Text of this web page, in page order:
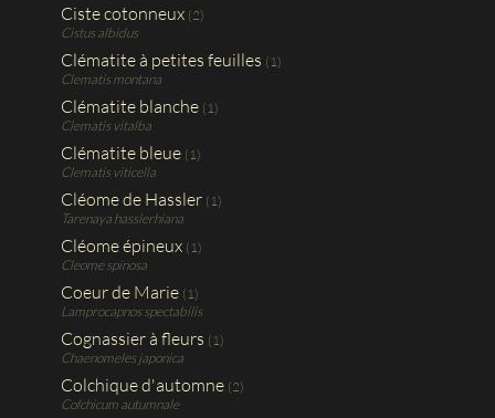
Ciste cotonneux (2)
Cistus albidus
Clématite à petites feuilles (1)
Clematis montana
Clématite blanche (1)
Clematis vitalba
Clématite bleue (1)
Clematis viticella
Cléome de Hassler (1)
Tarenaya hasslerhiana
Cléome épineux (1)
Cleome spinosa
Coeur de Marie (1)
Lamprocapnos spectabilis
Cognassier à fleurs (1)
Chaenomeles japonica
Colchique d'automne (2)
Colchicum autumnale